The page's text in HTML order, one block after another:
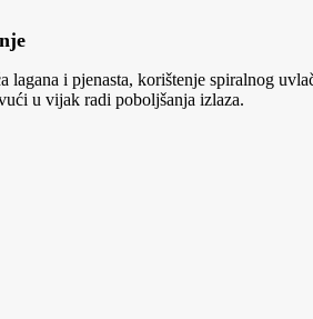
lagana i pjenasta, korištenje spiralnog
u vijak radi poboljšanja izlaza.